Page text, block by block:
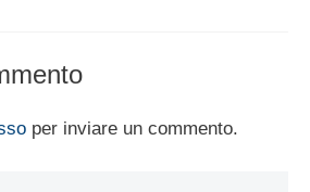
per inviare un commento.